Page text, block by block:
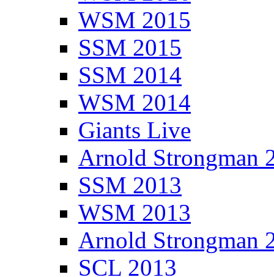
WSM 2015
SSM 2015
SSM 2014
WSM 2014
Giants Live
Arnold Strongman
SSM 2013
WSM 2013
Arnold Strongman
SCL 2013